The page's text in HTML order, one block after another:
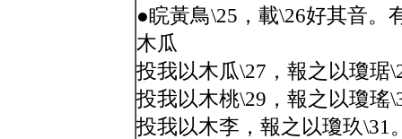
●睆黃鳥\25，載\26好其音。
木瓜
投我以木瓜\27，報之以瓊琚
投我以木桃\29，報之以瓊瑤
投我以木李，報之以瓊玖\31